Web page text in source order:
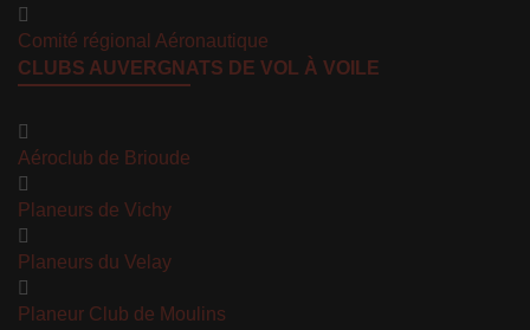
Comité régional Aéronautique
CLUBS AUVERGNATS DE VOL À VOILE
Aéroclub de Brioude
Planeurs de Vichy
Planeurs du Velay
Planeur Club de Moulins